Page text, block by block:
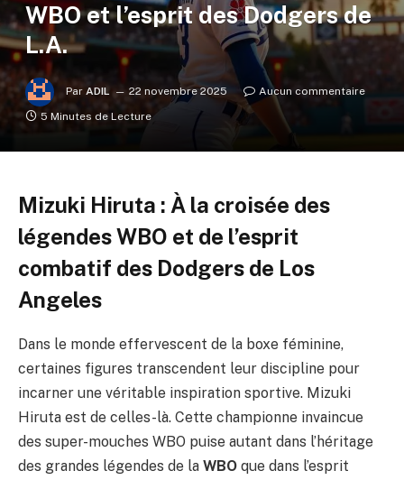
WBO et l’esprit des Dodgers de
L.A.
Par ADIL 22 novembre 2025
Aucun commentaire
5 Minutes de Lecture
Mizuki Hiruta : À la croisée des
légendes WBO et de l’esprit
combatif des Dodgers de Los
Angeles
Dans le monde effervescent de la boxe féminine,
certaines figures transcendent leur discipline pour
incarner une véritable inspiration sportive. Mizuki
Hiruta est de celles-là. Cette championne invaincue
des super-mouches WBO puise autant dans l’héritage
des grandes légendes de la WBO que dans l’esprit